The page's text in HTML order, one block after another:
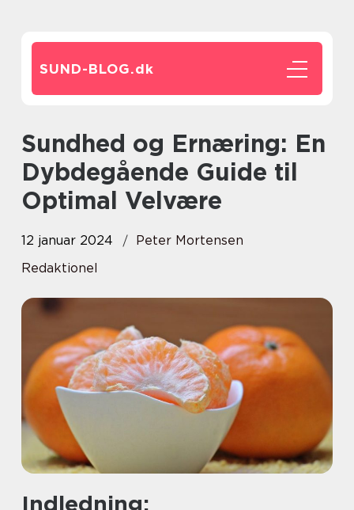
SUND-BLOG.dk
Sundhed og Ernæring: En
Dybdegående Guide til
Optimal Velvære
12 januar 2024
Peter Mortensen
Redaktionel
Indledning: